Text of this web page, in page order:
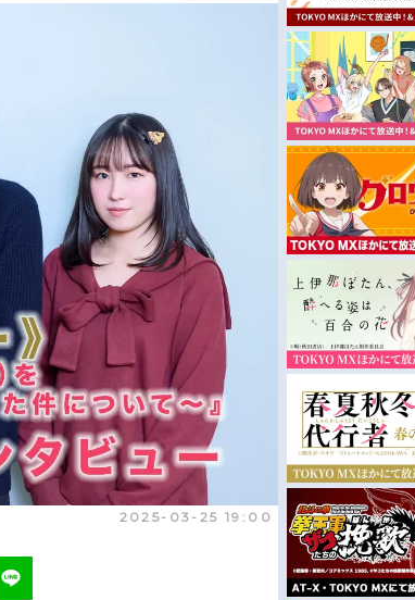
一覧
性声優一覧
今期アニメ曜日別一覧
FOLLOW US
2025-03-25 19:00